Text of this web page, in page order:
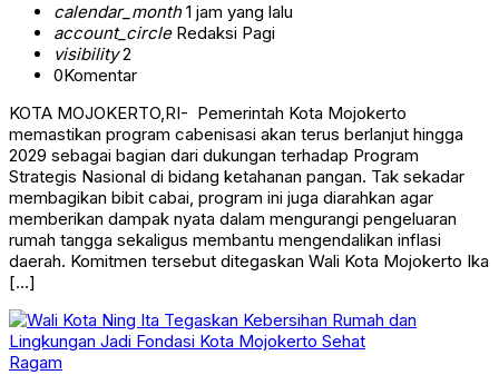
calendar_month1 jam yang lalu
account_circleRedaksi Pagi
visibility2
0Komentar
KOTA MOJOKERTO,RI- Pemerintah Kota Mojokerto
memastikan program cabenisasi akan terus berlanjut hingga
2029 sebagai bagian dari dukungan terhadap Program
Strategis Nasional di bidang ketahanan pangan. Tak sekadar
membagikan bibit cabai, program ini juga diarahkan agar
memberikan dampak nyata dalam mengurangi pengeluaran
rumah tangga sekaligus membantu mengendalikan inflasi
daerah. Komitmen tersebut ditegaskan Wali Kota Mojokerto Ika
[…]
Ragam